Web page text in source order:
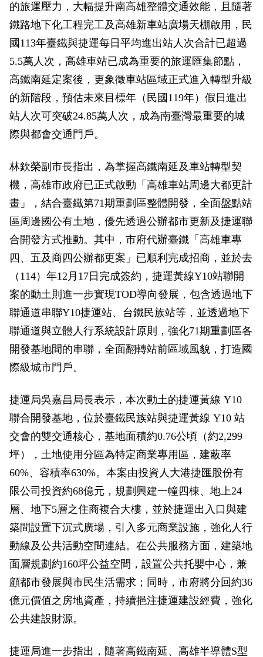
的旅運壓力，大幅提升南高雄整體交通效能，且隨著
鐵路地下化工程完工及高雄新車站廣場天棚啟用，民
國113年臺鐵與捷運每日平均進出站人次合計已超過
5.5萬人次，高雄車站已成為重要的旅運匯集節點，
高鐵南延定案後，更象徵車站區域正式進入轉型升級
的新階段，預估未來目標年（民國119年）假日進出
站人次可突破24.85萬人次，成為南臺灣最重要的城
際與都會交通門戶。
林欽榮副市長指出，為掌握高鐵南延及車站轉型契
機，高雄市政府已正式啟動「高雄車站周邊大都更計
畫」，結合臺鐵第71期重劃區整體開發，全面盤點站
區周邊國公有土地，優先透過公辦都市更新及捷運聯
合開發方式推動。其中，市府代辦臺鐵「高雄車專
四、五及商四公辦都更案」已順利完成招商，並於去
（114）年12月17日完成簽約，捷運黃線Y10站聯開
案的動土則進一步實現TOD導向發展，包含透過地下
聯通道串聯Y10捷運站、台鐵民族站等，並透過地下
聯通道與立體人行系統設計原則，強化71期重劃區各
開發基地間的串聯，全面翻轉站前區域風貌，打造國
際級城市門戶。
捷運局吳嘉昌局長表示，本次動土的捷運黃線 Y10
聯合開發基地，位於臺鐵民族站與捷運黃線 Y10 站
交會的雙交通核心，基地面積約0.76公頃（約2,299
坪），土地使用分區為特定商業專用區，建蔽率
60%、容積率630%。本案由投資人大港捷匯股份有
限公司投資約68億元，規劃興建一幢四棟、地上24
層、地下5層之住商複合大樓，並於捷運出入口與建
築間設置下沉式廣場，引入多元商業設施，強化人行
動線及公共活動空間連結。在公共服務方面，建築地
面層規劃約160坪公益空間，設置公共托嬰中心，兼
顧都市發展與市民生活需求；同時，市府將分回約36
億元價值之房地資產，持續挹注捷運建設經費，強化
公共建設財源。
捷運局進一步指出，隨著高鐵南延、高雄半導體S型